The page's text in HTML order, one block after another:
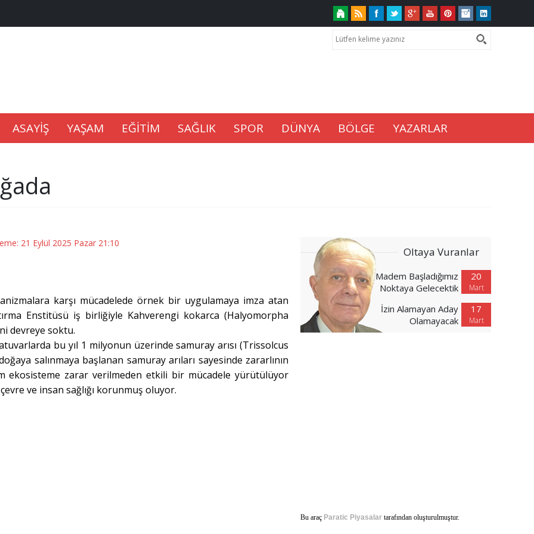
Kaldıramaz
Geliyor
ASAYİŞ YAŞAM EĞİTİM SAĞLIK SPOR DÜNYA BÖLGE YAZARLAR
21 Eylül 2025 Pazar 21:10
karşı mücadelede örnek bir uygulamaya imza atan
Enstitüsü iş birliğiyle Kahverengi kokarca (Halyomorpha
devreye soktu.
bu yıl 1 milyonun üzerinde samuray arısı (Trissolcus
salınmaya başlanan samuray arıları sayesinde zararlının
ekosisteme zarar verilmeden etkili bir mücadele yürütülüyor
ve insan sağlığı korunmuş oluyor.
Oltaya Vuranlar
20
Mart
Madem Başladığımız
Noktaya Gelecektik
17
Mart
İzin Alamayan Aday
Olamayacak
Bu araç Paratic Piyasalar tarafından oluşturulmuştur.